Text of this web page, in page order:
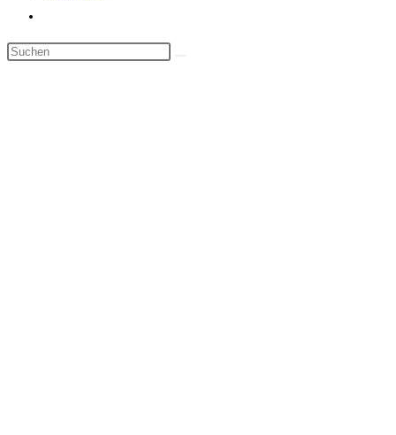
umschalten